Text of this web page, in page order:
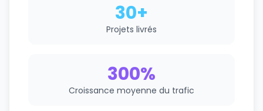
30+
Projets livrés
300%
Croissance moyenne du trafic